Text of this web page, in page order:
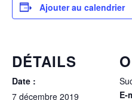
Ajouter au calendrier
DÉTAILS
Date :
7 décembre 2019
E-